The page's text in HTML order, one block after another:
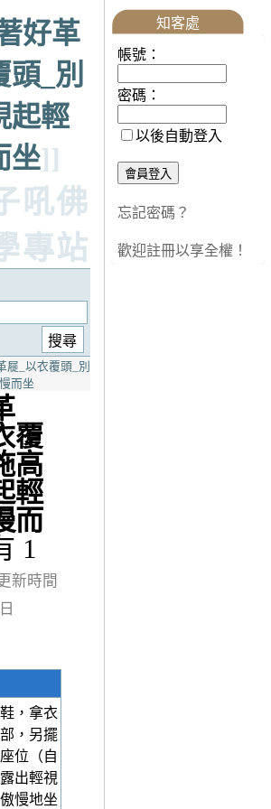
好革
_別
起輕
坐]]
吼佛
專站
屣_以衣覆頭_別
而坐
覆
高
輕
而
1
新時間
，拿衣
，另擺
位（自
出輕視
慢地坐
知客處
帳號：
密碼：
以後自動登入
忘記密碼？
歡迎註冊以享全權！